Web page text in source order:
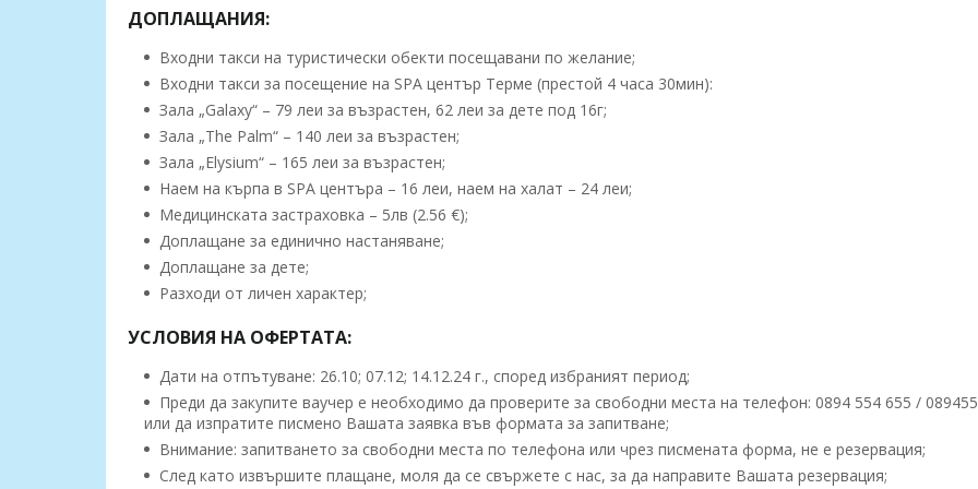
ДОПЛАЩАНИЯ:
Входни такси на туристически обекти посещавани по желание;
Входни такси за посещение на SPA център Терме (престой 4 часа 30мин):
Зала „Galaxy“ – 79 леи за възрастен, 62 леи за дете под 16г;
Зала „The Palm“ – 140 леи за възрастен;
Зала „Elysium“ – 165 леи за възрастен;
Наем на кърпа в SPA центъра – 16 леи, наем на халат – 24 леи;
Медицинската застраховка – 5лв (2.56 €);
Доплащане за единично настаняване;
Доплащане за дете;
Разходи от личен характер;
УСЛОВИЯ НА ОФЕРТАТА:
Дати на отпътуване: 26.10; 07.12; 14.12.24 г., според избраният период;
Преди да закупите ваучер е необходимо да проверите за свободни места на телефон: 0894 554 655 /
или да изпратите писмено Вашата заявка във формата за запитване;
Внимание: запитването за свободни места по телефона или чрез писмената форма, не е резервация;
След като извършите плащане, моля да се свържете с нас, за да направите Вашата резервация;